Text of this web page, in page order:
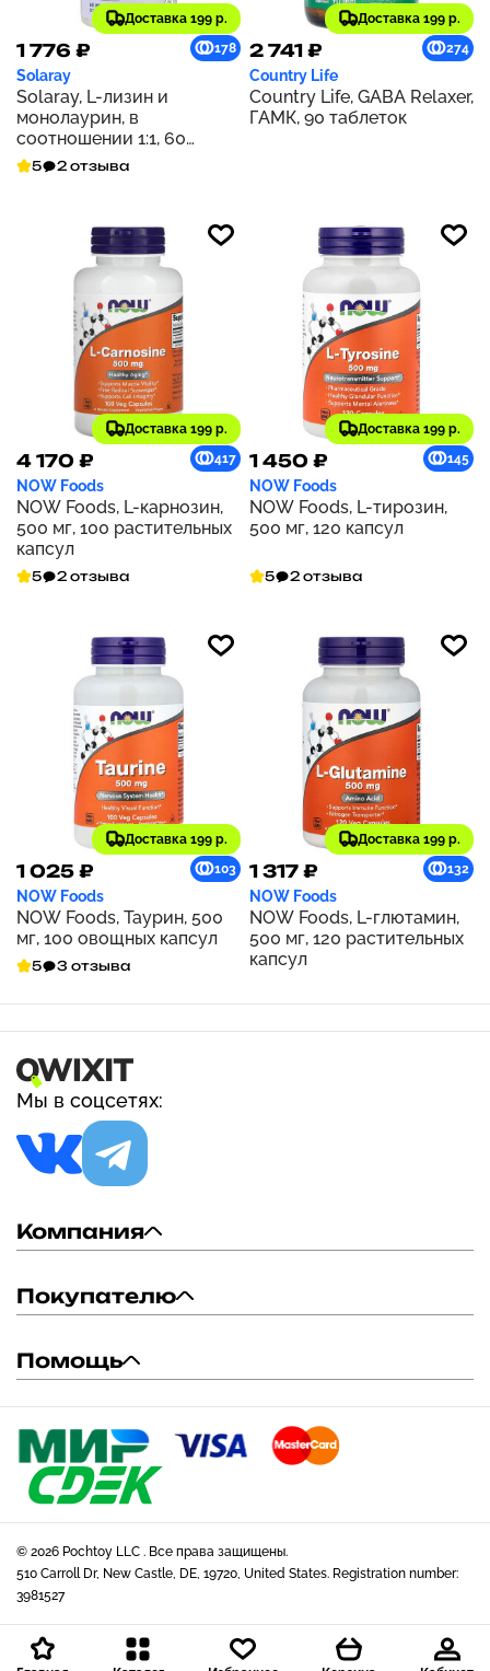
Доставка 199 р.
1 776 ₽ 178
Solaray
Solaray, L-лизин и
монолаурин, в
соотношении 1:1, 60
вегетарианских капсул
5 2 отзыва
Доставка 199 р.
2 741 ₽ 274
Country Life
Country Life, GABA Relaxer,
ГАМК, 90 таблеток
Доставка 199 р.
4 170 ₽ 417
NOW Foods
NOW Foods, L-карнозин,
500 мг, 100 растительных
капсул
5 2 отзыва
Доставка 199 р.
1 450 ₽ 145
NOW Foods
NOW Foods, L-тирозин,
500 мг, 120 капсул
5 2 отзыва
Доставка 199 р.
1 025 ₽ 103
NOW Foods
NOW Foods, Таурин, 500
мг, 100 овощных капсул
5 3 отзыва
Доставка 199 р.
1 317 ₽ 132
NOW Foods
NOW Foods, L-глютамин,
500 мг, 120 растительных
капсул
Мы в соцсетях:
Компания
Покупателю
Помощь
© 2026 Pochtoy LLC . Все права защищены.
510 Carroll Dr, New Castle, DE, 19720, United States. Registration number:
3981527